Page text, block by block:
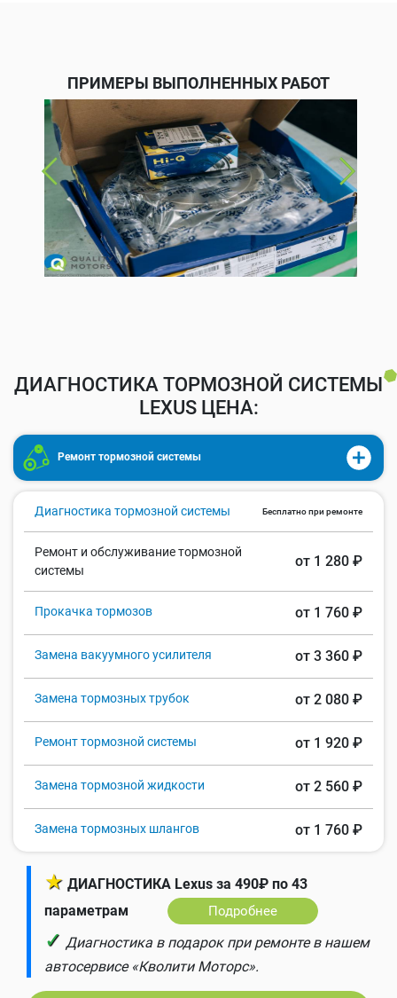
ПРИМЕРЫ ВЫПОЛНЕННЫХ РАБОТ
ДИАГНОСТИКА ТОРМОЗНОЙ СИСТЕМЫ
LEXUS ЦЕНА:
Ремонт тормозной системы
Диагностика тормозной системы Бесплатно при ремонте
Ремонт и обслуживание тормозной
системы
от 1 280 ₽
Прокачка тормозов от 1 760 ₽
Замена вакуумного усилителя от 3 360 ₽
Замена тормозных трубок от 2 080 ₽
Ремонт тормозной системы от 1 920 ₽
Замена тормозной жидкости от 2 560 ₽
Замена тормозных шлангов от 1 760 ₽
★ ДИАГНОСТИКА Lexus за 490₽ по 43
параметрам
Подробнее
✓ Диагностика в подарок при ремонте в нашем
автосервисе «Кволити Моторс».